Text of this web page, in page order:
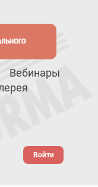
Вебинары
Войти